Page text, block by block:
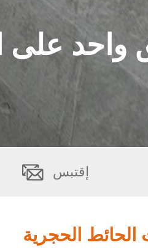
واحد على
إقتبس
الحائط الحجرية